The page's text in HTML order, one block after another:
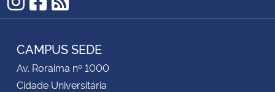
Instagram
Facebook
RSS
CAMPUS SEDE
Av. Roraima nº 1000
Cidade Universitária